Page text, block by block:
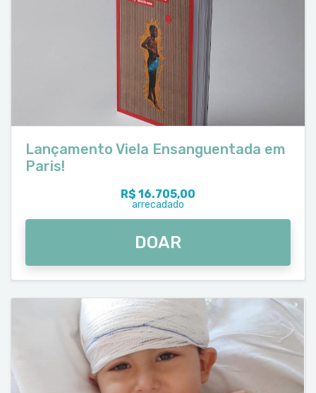
Lançamento Viela Ensanguentada em
Paris!
R$ 16.705,00
arrecadado
DOAR